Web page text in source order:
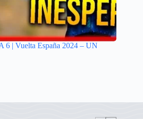
6 | Vuelta España 2024 – UN